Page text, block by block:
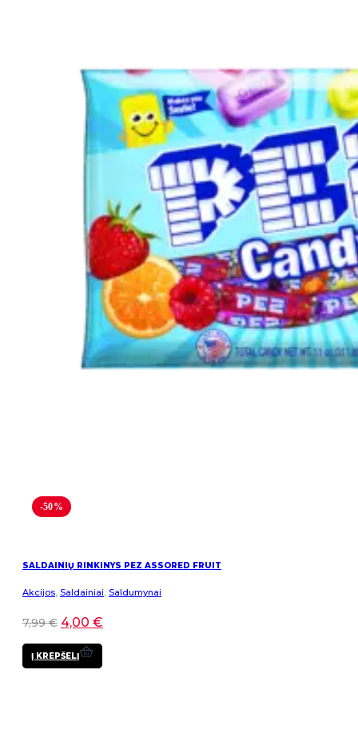
-50%
SALDAINIŲ RINKINYS PEZ ASSORED FRUIT
Akcijos, Saldainiai, Saldumynai
7,99€ 4,00 €
Į KREPŠELĮ